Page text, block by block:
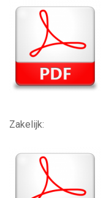
Zakelijk: